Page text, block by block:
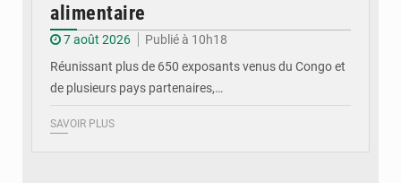
alimentaire
7 août 2026
Publié à 10h18
Réunissant plus de 650 exposants venus du Congo et
de plusieurs pays partenaires,…
SAVOIR PLUS